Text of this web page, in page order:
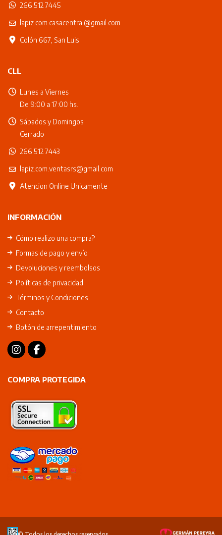
266 512 7445
lapiz.com.casacentral@gmail.com
Colón 667, San Luis
CLL
Lunes a Viernes
De 9:00 a 17:00 hs.
Sábados y Domingos
Cerrado
266 512 7443
lapiz.com.ventasrs@gmail.com
Atencion Online Unicamente
INFORMACIÓN
Cómo realizo una compra?
Formas de pago y envío
Devoluciones y reembolsos
Políticas de privacidad
Términos y Condiciones
Contacto
Botón de arrepentimiento
COMPRA PROTEGIDA